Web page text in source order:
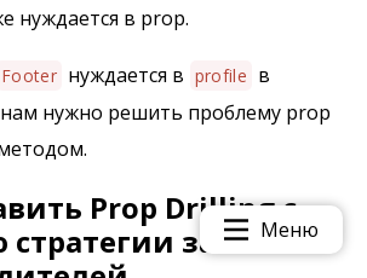
нуждается в prop.
Footer нуждается в profile в
нам нужно решить проблему prop
Prop Drilling с
замены
Меню